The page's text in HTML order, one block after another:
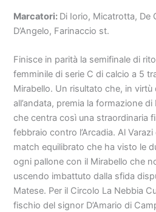
Marcatori: Di Iorio, Micatrotta, De
D’Angelo, Farinaccio st.
Finisce in parità la semifinale di
femminile di serie C di calcio a 5
Mirabello. Un risultato che, in virtù
all’andata, premia la formazione
che centra così una straordinaria
febbraio contro l’Arcadia. Al
match equilibrato che ha visto le
ogni pallone con il Mirabello che
uscendo imbattuto dalla sfida
Matese. Per il Circolo La Nebbia
fischio del signor D’Amario di